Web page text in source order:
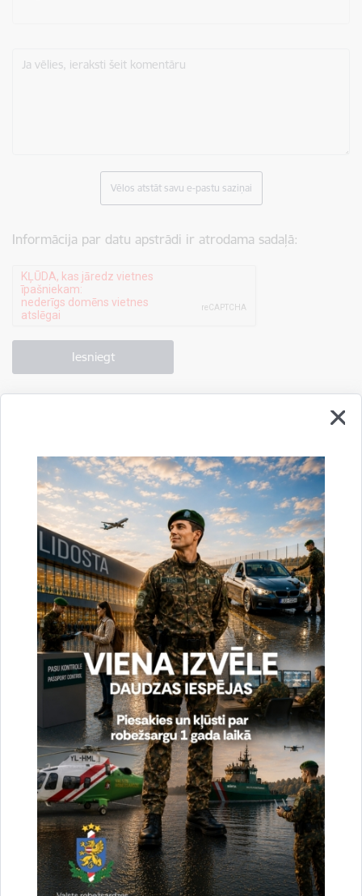
Ja vēlies, ieraksti šeit komentāru
Vēlos atstāt savu e-pastu saziņai
Informācija par datu apstrādi ir atrodama sadaļā:
Vai šī informācija bija noderīga?
Sniegt atsauksmi
Esi pirmais, kurš uzzina!
Piesakies jaunumu saņemšanai savā e-pastā.